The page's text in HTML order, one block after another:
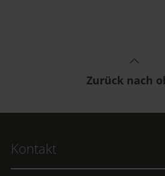
Zurück nach
Kontakt